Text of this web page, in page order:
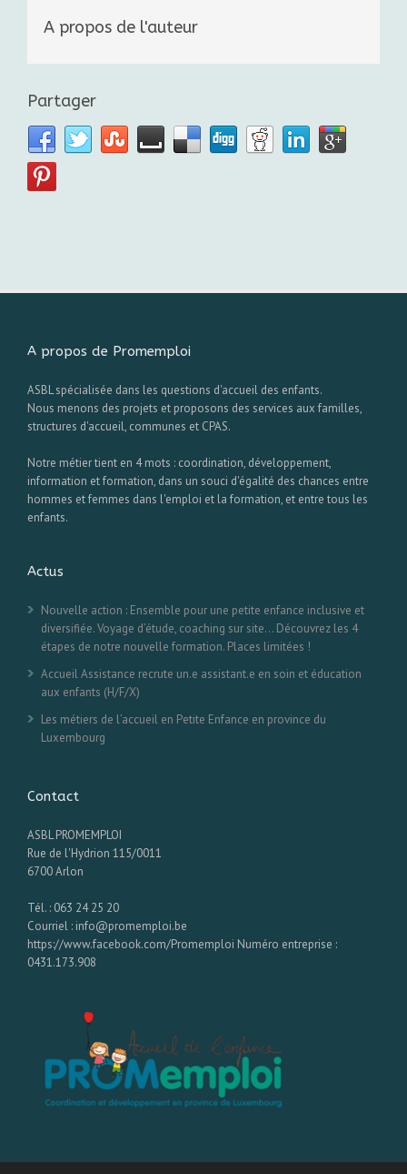
A propos de l'auteur
Partager
A propos de Promemploi
ASBL spécialisée dans les questions d'accueil des enfants.
Nous menons des projets et proposons des services aux familles,
structures d'accueil, communes et CPAS.
Notre métier tient en 4 mots : coordination, développement,
information et formation, dans un souci d'égalité des chances entre
hommes et femmes dans l'emploi et la formation, et entre tous les
enfants.
Actus
Nouvelle action : Ensemble pour une petite enfance inclusive et
diversifiée. Voyage d’étude, coaching sur site… Découvrez les 4
étapes de notre nouvelle formation. Places limitées !
Accueil Assistance recrute un.e assistant.e en soin et éducation
aux enfants (H/F/X)
Les métiers de l’accueil en Petite Enfance en province du
Luxembourg
Contact
ASBL PROMEMPLOI
Rue de l'Hydrion 115/0011
6700 Arlon
Tél. : 063 24 25 20
Courriel : info@promemploi.be
https://www.facebook.com/Promemploi Numéro entreprise :
0431.173.908